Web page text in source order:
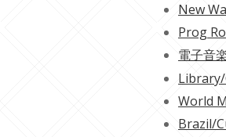
New
Prog
電子音
World
Brazil/